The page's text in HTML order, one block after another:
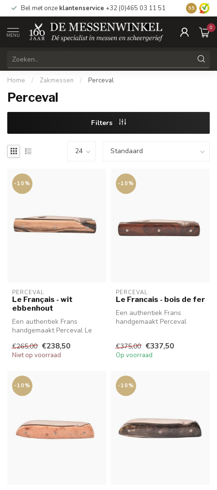
Bel met onze klantenservice +32 (0)465 03 11 51 Bezoek
9.5
MENU
0
Home / Zakmessen / Perceval
Perceval
Filters
-10%
PERCEVAL
Le Français - wit
ebbenhout
Een authentiek Frans
handgemaakt Perceval Le
kwaliteit ...
€265,00 €238,50
Niet op voorraad
-10%
PERCEVAL
Le Francais - bois de fer
Een authentiek Frans
handgemaakt Perceval
€375,00 €337,50
Op voorraad
-10% -10%